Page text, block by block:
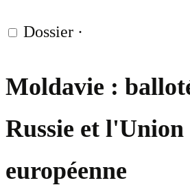
Dossier ·
Moldavie :
Russie et l'Union
européenne